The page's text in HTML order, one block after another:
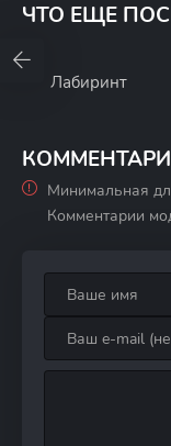
ЧТО ЕЩЕ
Лабиринт
Минимальная
Комментарии